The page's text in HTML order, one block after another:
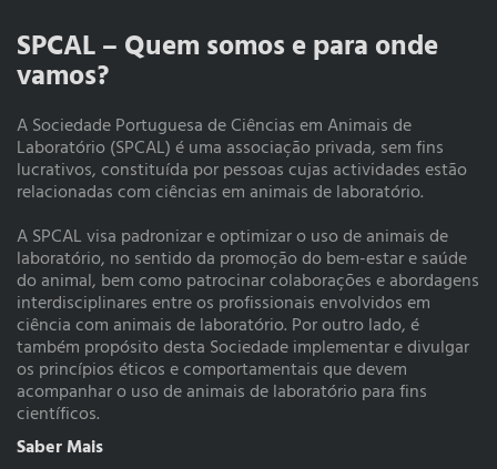
SPCAL – Quem somos e para onde
vamos?
A Sociedade Portuguesa de Ciências em Animais de
Laboratório (SPCAL) é uma associação privada, sem fins
lucrativos, constituída por pessoas cujas actividades estão
relacionadas com ciências em animais de laboratório.
A SPCAL visa padronizar e optimizar o uso de animais de
laboratório, no sentido da promoção do bem-estar e saúde
do animal, bem como patrocinar colaborações e abordagens
interdisciplinares entre os profissionais envolvidos em
ciência com animais de laboratório. Por outro lado, é
também propósito desta Sociedade implementar e divulgar
os princípios éticos e comportamentais que devem
acompanhar o uso de animais de laboratório para fins
científicos.
Saber Mais